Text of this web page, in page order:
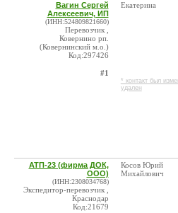
Вагин Сергей
Алексеевич, ИП
(ИНН:524809821660)
Перевозчик ,
Ковернино рп.
(Ковернинский м.о.)
Код:297426
#1
Екатерина
* контакт был
удален
АТП-23 (фирма ДОК,
ООО)
(ИНН:2308034768)
Экспедитор-перевозчик ,
Краснодар
Код:21679
Косов Юрий
Михайлович